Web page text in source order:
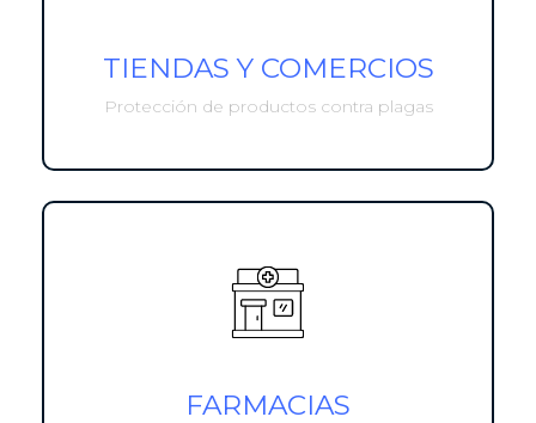
TIENDAS Y COMERCIOS
Protección de productos contra plagas
FARMACIAS